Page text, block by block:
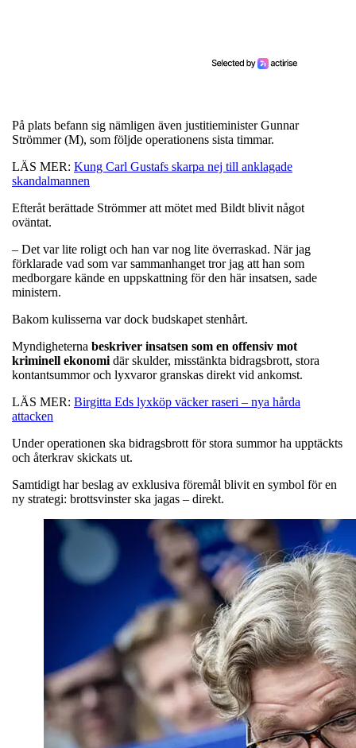
På plats befann sig nämligen även justitieminister Gunnar
Strömmer (M), som följde operationens sista timmar.
LÄS MER: Kung Carl Gustafs skarpa nej till anklagade
skandalmannen
Efteråt berättade Strömmer att mötet med Bildt blivit något
oväntat.
– Det var lite roligt och han var nog lite överraskad. När jag
förklarade vad som var sammanhanget tror jag att han som
medborgare kände en uppskattning för den här insatsen, sade
ministern.
Bakom kulisserna var dock budskapet stenhårt.
Myndigheterna beskriver insatsen som en offensiv mot
kriminell ekonomi där skulder, misstänkta bidragsbrott, stora
kontantsummor och lyxvaror granskas direkt vid ankomst.
LÄS MER: Birgitta Eds lyxköp väcker raseri – nya hårda
attacken
Under operationen ska bidragsbrott för stora summor ha upptäckts
och återkrav skickats ut.
Samtidigt har beslag av exklusiva föremål blivit en symbol för en
ny strategi: brottsvinster ska jagas – direkt.